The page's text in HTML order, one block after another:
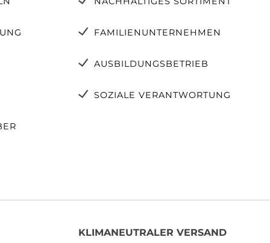
FAMILIENUNTERNEHMEN
AUSBILDUNGSBETRIEB
SOZIALE VERANTWORTUNG
KLIMANEUTRALER VERSAND